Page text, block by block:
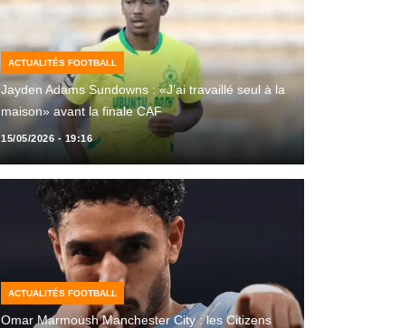
ACTUALITÉS FOOTBALL
Jayden Adams Sundowns : «J’ai travaillé seul à la
maison» avant la finale CAF
15/05/2026 - 19:16
ACTUALITÉS FOOTBALL
Omar Marmoush Manchester City : les Citizens